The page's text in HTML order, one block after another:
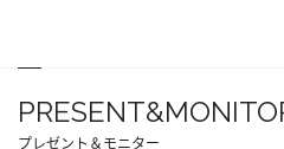
プレゼント＆モニター